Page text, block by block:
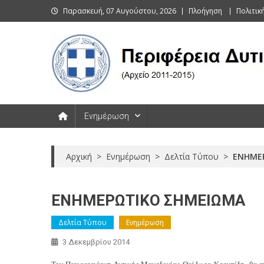
to
Παρασκευή, 07 Αυγούστου, 2026 Πλοήγηση
Περιφέρεια Δυτικής
Ενημέρωση
Αρχική > Ενημέρωση > Δελτία Τύπου >
ΕΝΗΜΕΡΩΤΙΚΟ ΣΗΜΕΙΩΜΑ
Δελτία Τύπου Ενημέρωση
3 Δεκεμβρίου 2014